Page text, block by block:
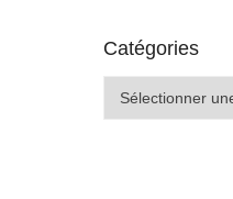
Catégories